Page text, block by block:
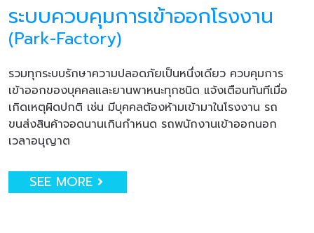
ระบบควบคุมการเข้าออกโรงงาน
(Park-Factory)
รวมทุกระบบรักษาความปลอดภัยเป็นหนึ่งเดียว ควบคุมการ
เข้าออกของบุคคลและยานพาหนะทุกชนิด แจ้งเตือนทันทีเมื่อ
เกิดเหตุผิดปกติ เช่น มีบุคคลต้องห้ามเข้ามาในโรงงาน รถ
ขนส่งสินค้าจอดนานเกินกำหนด รถพนักงานเข้าออกนอก
เวลาอนุญาต
SEE MORE